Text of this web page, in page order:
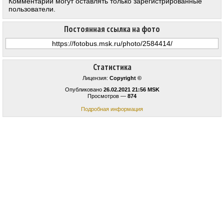
Статистика
Лицензия: Copyright ©
Опубликовано 26.02.2021 21:56 MSK
Просмотров — 874
Подробная информация
Постоянная ссылка на фото
пользователи.